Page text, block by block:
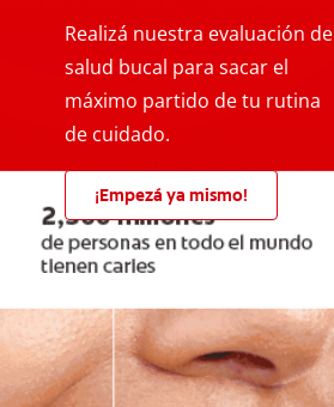
Realizá nuestra evaluación de
salud bucal para sacar el
máximo partido de tu rutina
de cuidado.
¡Empezá ya mismo!